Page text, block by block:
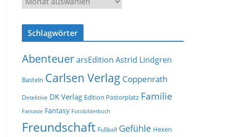
s
e
r
c
v
Schlagwörter
AbenteuerarsEdition Astrid Lindgren
Basteln Carlsen Verlag Coppenrath
Detektive DK Verlag Edition Pastorplatz Familie
Fantasie Fantasy Fotobilderbuch
Freundschaft Fußball Gefühle Hexen